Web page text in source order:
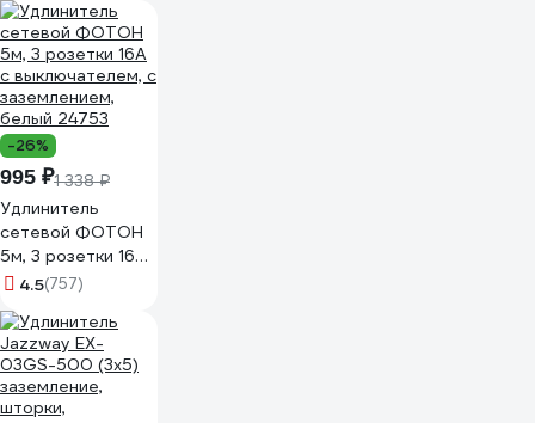
выкл. 16а 3x1 TKE-
C01-BU3-5-1-ZV
-26%
995 ₽1 338 ₽
Удлинитель
сетевой ФОТОН
5м, 3 розетки 16А
с выключателем, с
белый 24753
4.5(757)